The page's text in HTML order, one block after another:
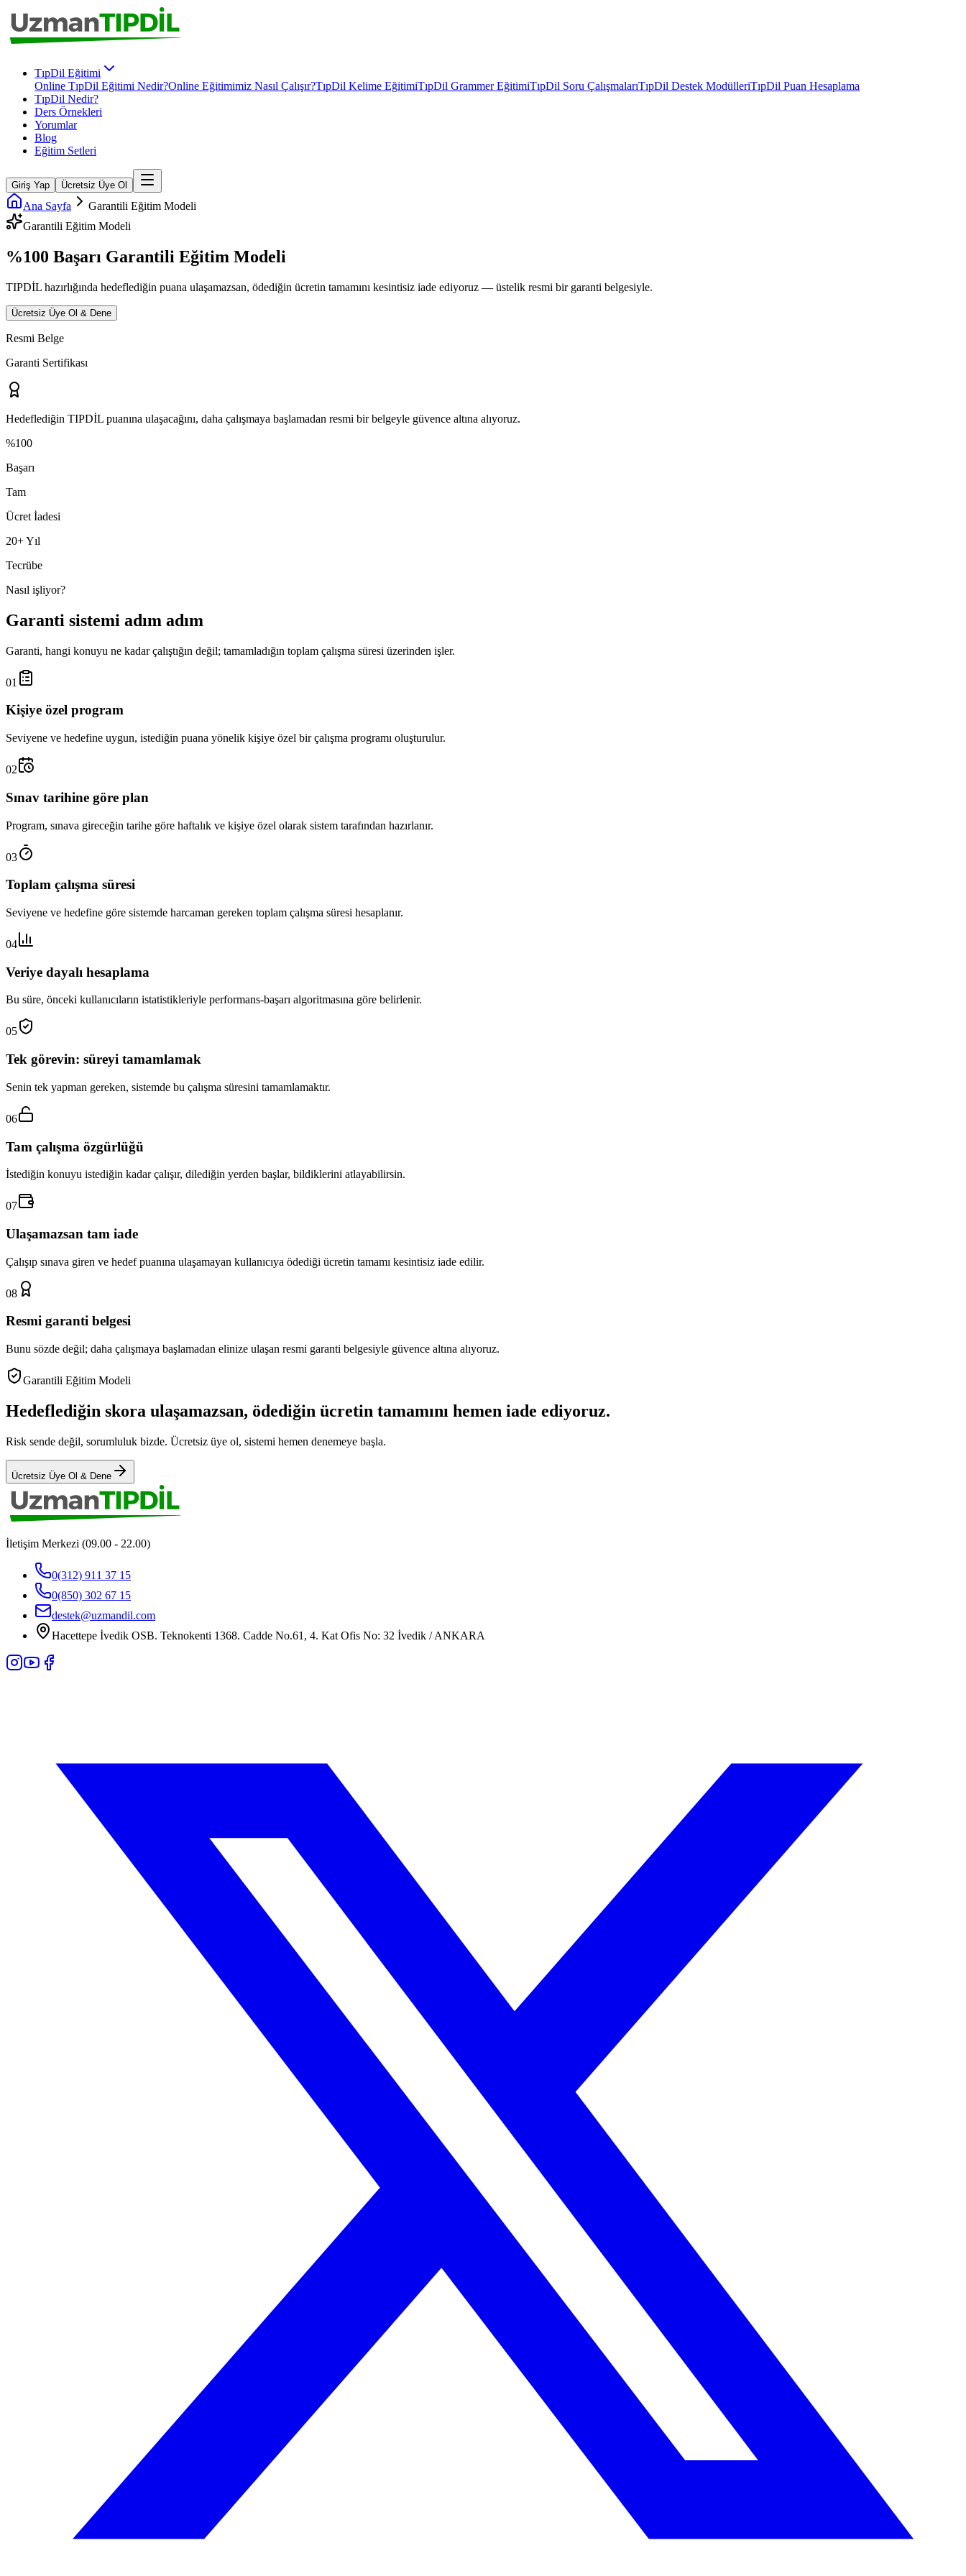
TıpDil Eğitimi
Online TıpDil Eğitimi Nedir?Online Eğitimimiz Nasıl Çalışır?TıpDil Kelime EğitimiTıpDil Grammer EğitimiTıpDil Soru ÇalışmalarıTıpDil Destek ModülleriTıpDil Puan Hesaplama
TıpDil Nedir?
Ders Örnekleri
Yorumlar
Blog
Eğitim Setleri
Giriş Yap Ücretsiz Üye Ol
Ana Sayfa
Garantili Eğitim Modeli
Garantili Eğitim Modeli
%100 Başarı Garantili Eğitim Modeli
TIPDİL hazırlığında hedeflediğin puana ulaşamazsan, ödediğin ücretin tamamını kesintisiz iade ediyoruz — üstelik resmi bir garanti belgesiyle.
Ücretsiz Üye Ol & Dene
Resmi Belge
Garanti Sertifikası
Hedeflediğin TIPDİL puanına ulaşacağını, daha çalışmaya başlamadan resmi bir belgeyle güvence altına alıyoruz.
%100
Başarı
Tam
Ücret İadesi
20+ Yıl
Tecrübe
Nasıl işliyor?
Garanti sistemi adım adım
Garanti, hangi konuyu ne kadar çalıştığın değil; tamamladığın toplam çalışma süresi üzerinden işler.
01
Kişiye özel program
Seviyene ve hedefine uygun, istediğin puana yönelik kişiye özel bir çalışma programı oluşturulur.
02
Sınav tarihine göre plan
Program, sınava gireceğin tarihe göre haftalık ve kişiye özel olarak sistem tarafından hazırlanır.
03
Toplam çalışma süresi
Seviyene ve hedefine göre sistemde harcaman gereken toplam çalışma süresi hesaplanır.
04
Veriye dayalı hesaplama
Bu süre, önceki kullanıcıların istatistikleriyle performans-başarı algoritmasına göre belirlenir.
05
Tek görevin: süreyi tamamlamak
Senin tek yapman gereken, sistemde bu çalışma süresini tamamlamaktır.
06
Tam çalışma özgürlüğü
İstediğin konuyu istediğin kadar çalışır, dilediğin yerden başlar, bildiklerini atlayabilirsin.
07
Ulaşamazsan tam iade
Çalışıp sınava giren ve hedef puanına ulaşamayan kullanıcıya ödediği ücretin tamamı kesintisiz iade edilir.
08
Resmi garanti belgesi
Bunu sözde değil; daha çalışmaya başlamadan elinize ulaşan resmi garanti belgesiyle güvence altına alıyoruz.
Garantili Eğitim Modeli
Hedeflediğin skora ulaşamazsan, ödediğin ücretin tamamını hemen iade ediyoruz.
Risk sende değil, sorumluluk bizde. Ücretsiz üye ol, sistemi hemen denemeye başla.
Ücretsiz Üye Ol & Dene
İletişim Merkezi (09.00 - 22.00)
0(312) 911 37 15
0(850) 302 67 15
destek@uzmandil.com
Hacettepe İvedik OSB. Teknokenti 1368. Cadde No.61, 4. Kat Ofis No: 32 İvedik / ANKARA